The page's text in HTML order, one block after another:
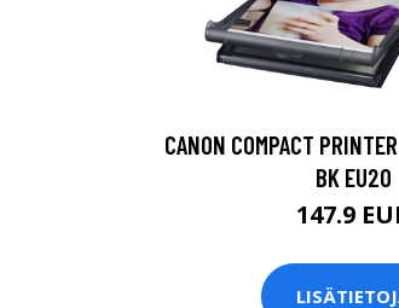
CANON COMPACT
BK EU20
147.9